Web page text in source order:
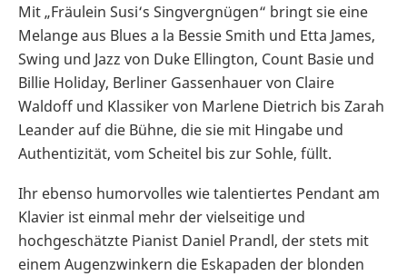
Mit „Fräulein Susi‘s Singvergnügen“ bringt sie eine
Melange aus Blues a la Bessie Smith und Etta James,
Swing und Jazz von Duke Ellington, Count Basie und
Billie Holiday, Berliner Gassenhauer von Claire
Waldoff und Klassiker von Marlene Dietrich bis Zarah
Leander auf die Bühne, die sie mit Hingabe und
Authentizität, vom Scheitel bis zur Sohle, füllt.
Ihr ebenso humorvolles wie talentiertes Pendant am
Klavier ist einmal mehr der vielseitige und
hochgeschätzte Pianist Daniel Prandl, der stets mit
einem Augenzwinkern die Eskapaden der blonden